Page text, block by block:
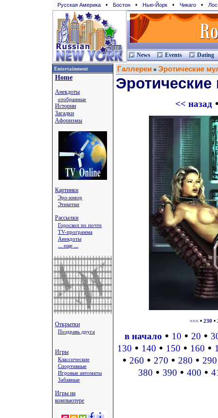
Русская Америка • Бостон • Нью-Йорк • Чикаго •
News Events Dating
Entertainment
Home
Анекдоты
отобранные
Истории
Загадки
Афоризмы
Картинки
Эро-юмор
Этикетки
Рассылки
Гороскоп по почте
TV-программа
Анекдоты
... еще ...
Открытки
Поздравь друга
Игры
Классические
Спортивные
Игровые автоматы
Забавные
Игры на
компьютере
Галлереи » Эротические
<< назад
<<<• 230 •
в начало • 10 • 20 •
130 • 140 • 150 • 160 •
• 260 • 270 • 280 • 290
380 • 390 • 400 •